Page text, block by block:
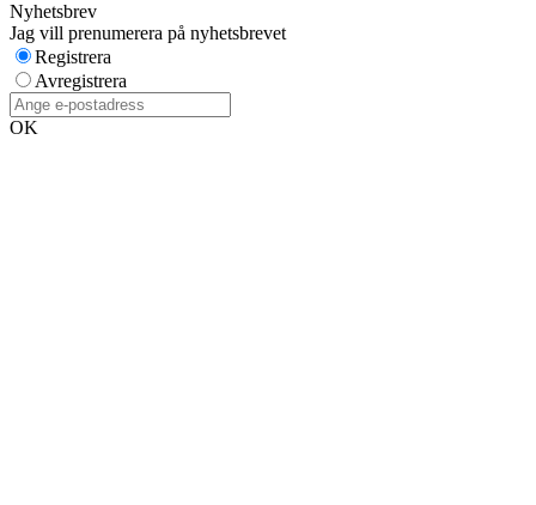
Nyhetsbrev
Jag vill prenumerera på nyhetsbrevet
Registrera
Avregistrera
OK